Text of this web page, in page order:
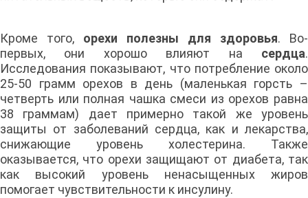
Кроме того, орехи полезны для здоровья. Во-
первых, они хорошо влияют на сердца.
Исследования показывают, что потребление около
25-50 грамм орехов в день (маленькая горсть –
четверть или полная чашка смеси из орехов равна
38 граммам) дает примерно такой же уровень
защиты от заболеваний сердца, как и лекарства,
снижающие уровень холестерина. Также
оказывается, что орехи защищают от диабета, так
как высокий уровень ненасыщенных жиров
помогает чувствительности к инсулину.